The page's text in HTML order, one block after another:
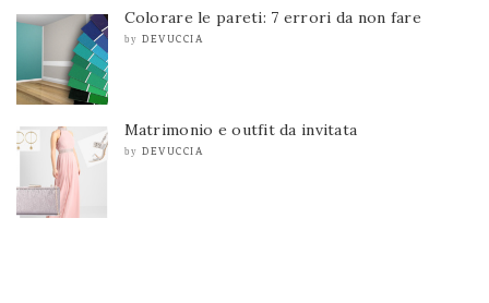
Colorare le pareti: 7 errori da non fare
by DEVUCCIA
Matrimonio e outfit da invitata
by DEVUCCIA